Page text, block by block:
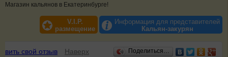
Магазин кальянов в Екатеринбурге!
V.I.P.
размещение
Информация для представителей
Кальян-закурян
Отзывы
свой отзыв Наверх Поделиться…